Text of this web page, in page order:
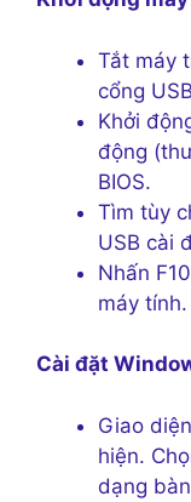
Tắt máy
cổng
Khởi
động
BIOS.
Tìm tùy
USB cài
Nhấn
máy tính.
Cài đặt
Giao
hiện.
dạng